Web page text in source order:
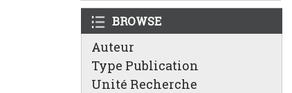
BROWSE
Auteur
Type Publication
Unité Recherche